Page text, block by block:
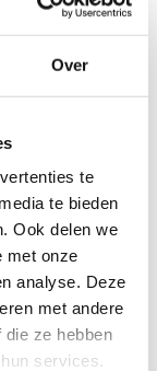
Over
te
te bieden
Ook delen we
met onze
analyse. Deze
met andere
ze hebben
services.
naast